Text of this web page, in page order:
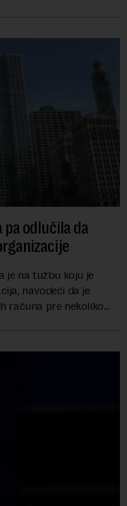
odlučila da
je na tužbu koju je
navodeći da je
računa pre nekoliko